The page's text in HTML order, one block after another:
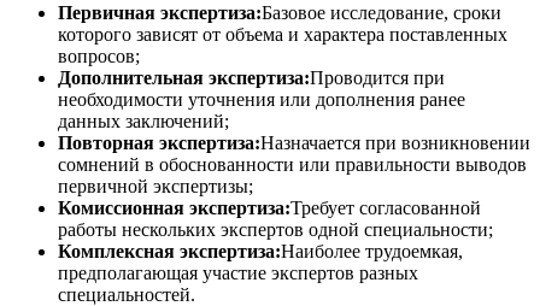
Первичная экспертиза:Базовое исследование, сроки
которого зависят от объема и характера поставленных
вопросов;
Дополнительная экспертиза:Проводится при
необходимости уточнения или дополнения ранее
данных заключений;
Повторная экспертиза:Назначается при возникновении
сомнений в обоснованности или правильности выводов
первичной экспертизы;
Комиссионная экспертиза:Требует согласованной
работы нескольких экспертов одной специальности;
Комплексная экспертиза:Наиболее трудоемкая,
предполагающая участие экспертов разных
специальностей.